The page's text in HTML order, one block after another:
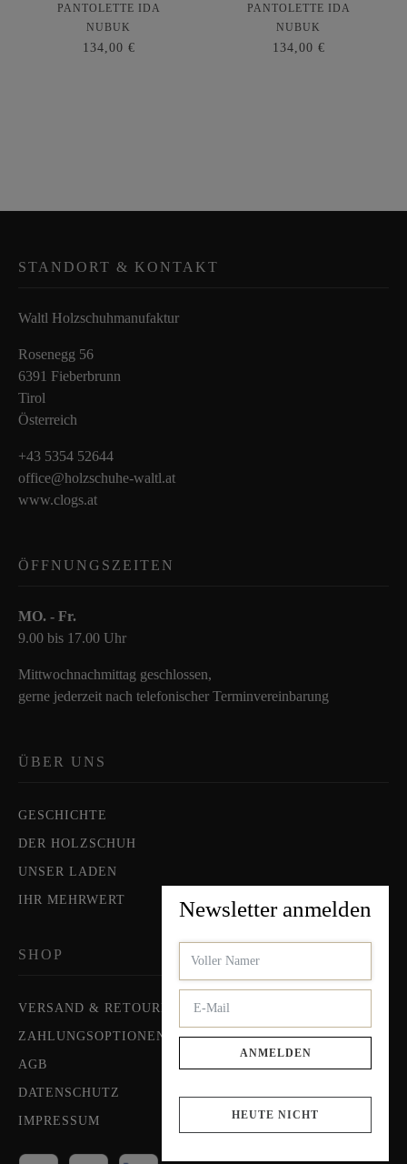
PANTOLETTE IDA
NUBUK
134,00 €
PANTOLETTE IDA
NUBUK
134,00 €
STANDORT & KONTAKT
Waltl Holzschuhmanufaktur
Rosenegg 56
6391 Fieberbrunn
Tirol
Österreich
+43 5354 52644
office@holzschuhe-waltl.at
www.clogs.at
ÖFFNUNGSZEITEN
MO. - Fr.
9.00 bis 17.00 Uhr
Mittwochnachmittag geschlossen,
gerne jederzeit nach telefonischer Terminvereinbarung
ÜBER UNS
GESCHICHTE
DER HOLZSCHUH
UNSER LADEN
IHR MEHRWERT
SHOP
VERSAND & RETOUREN
ZAHLUNGSOPTIONEN
AGB
DATENSCHUTZ
IMPRESSUM
Newsletter anmelden
ANMELDEN
HEUTE NICHT